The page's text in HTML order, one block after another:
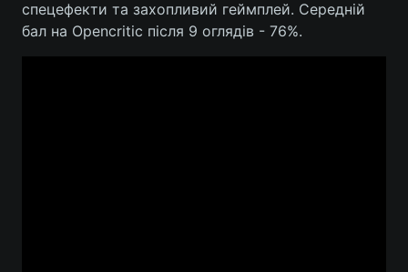
спецефекти та захопливий геймплей. Середній
бал на Opencritic після 9 оглядів - 76%.